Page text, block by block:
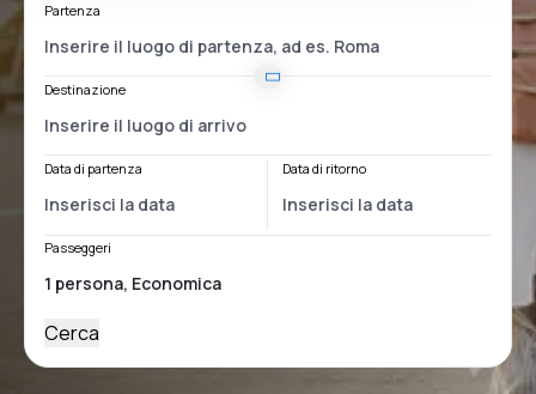
Partenza
Destinazione
Data di partenza Data di ritorno
Passeggeri
Cerca